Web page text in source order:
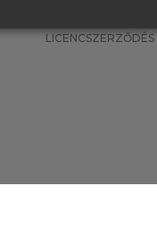
LICENCSZERZŐDÉS